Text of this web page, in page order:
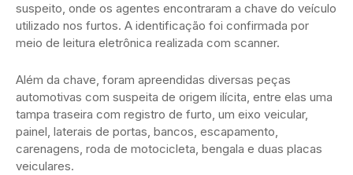
suspeito, onde os agentes encontraram a chave do veículo
utilizado nos furtos. A identificação foi confirmada por
meio de leitura eletrônica realizada com scanner.
Além da chave, foram apreendidas diversas peças
automotivas com suspeita de origem ilícita, entre elas uma
tampa traseira com registro de furto, um eixo veicular,
painel, laterais de portas, bancos, escapamento,
carenagens, roda de motocicleta, bengala e duas placas
veiculares.